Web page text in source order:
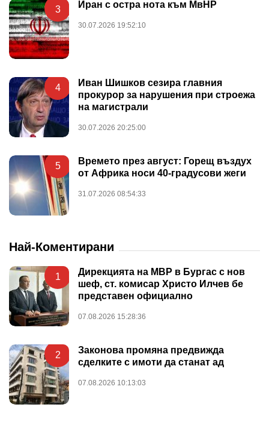
3 Иран с остра нота към МвНР
30.07.2026 19:52:10
4
Иван Шишков сезира главния
прокурор за нарушения при строежа
на магистрали
30.07.2026 20:25:00
5
Времето през август: Горещ въздух
от Африка носи 40-градусови жеги
31.07.2026 08:54:33
Най-Коментирани
1
Дирекцията на МВР в Бургас с нов
шеф, ст. комисар Христо Илчев бе
представен официално
07.08.2026 15:28:36
2
Законова промяна предвижда
сделките с имоти да станат ад
07.08.2026 10:13:03